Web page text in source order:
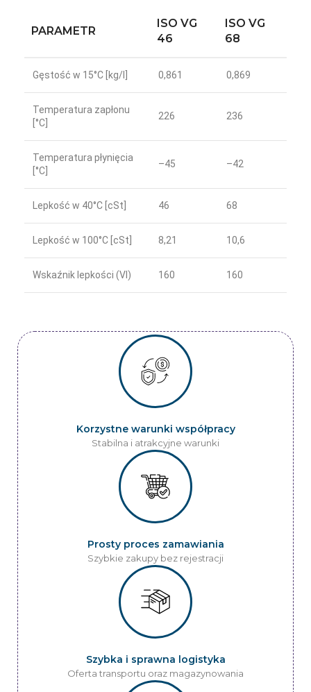
PARAMETR
ISO VG
46
ISO VG
68
Gęstość w 15°C [kg/l] 0,861 0,869
Temperatura zapłonu
[°C]
226 236
Temperatura płynięcia
[°C]
–45 –42
Lepkość w 40°C [cSt] 46 68
Lepkość w 100°C [cSt] 8,21 10,6
Wskaźnik lepkości (VI) 160 160
Korzystne warunki współpracy
Stabilna i atrakcyjne warunki
Prosty proces zamawiania
Szybkie zakupy bez rejestracji
Szybka i sprawna logistyka
Oferta transportu oraz magazynowania